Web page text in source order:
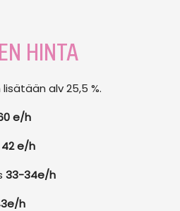
HINTA
alv 25,5 %.
e/h
42 e/h
33-34e/h
h